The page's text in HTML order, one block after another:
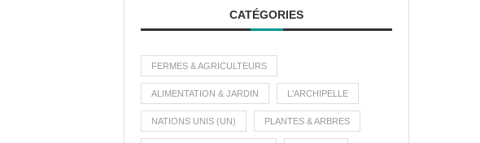
CATÉGORIES
FERMES & AGRICULTEURS
ALIMENTATION & JARDIN L'ARCHIPELLE
NATIONS UNIS (UN) PLANTES & ARBRES